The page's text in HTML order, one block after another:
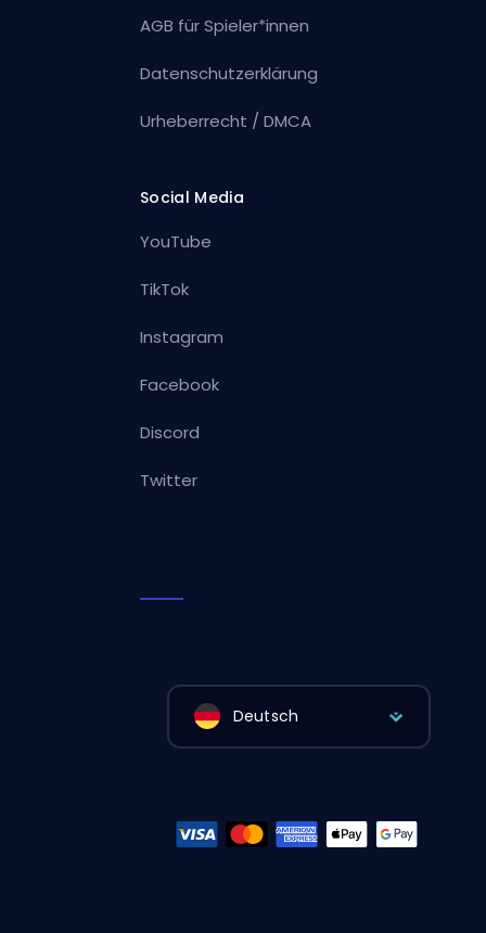
AGB für Spieler*innen
Datenschutzerklärung
Urheberrecht / DMCA
Social Media
YouTube
TikTok
Instagram
Facebook
Discord
Twitter
Deutsch